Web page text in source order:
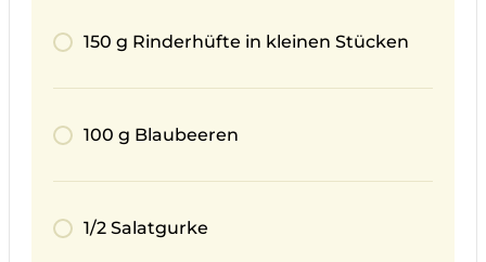
150 g Rinderhüfte in kleinen Stücken
100 g Blaubeeren
1/2 Salatgurke